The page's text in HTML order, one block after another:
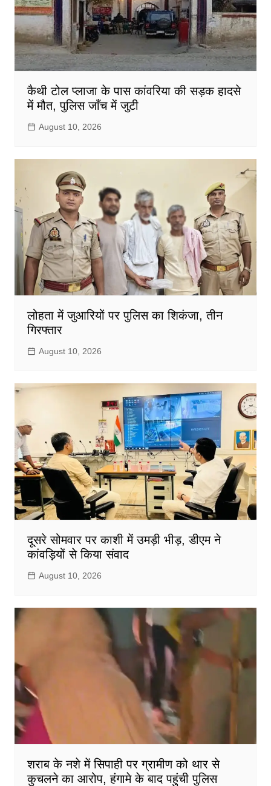
कैथी टोल प्लाजा के पास कांवरिया की सड़क हादसे
में मौत, पुलिस जाँच में जुटी
August 10, 2026
लोहता में जुआरियों पर पुलिस का शिकंजा, तीन
गिरफ्तार
August 10, 2026
दूसरे सोमवार पर काशी में उमड़ी भीड़, डीएम ने
कांवड़ियों से किया संवाद
August 10, 2026
शराब के नशे में सिपाही पर ग्रामीण को थार से
कुचलने का आरोप, हंगामे के बाद पहुंची पुलिस